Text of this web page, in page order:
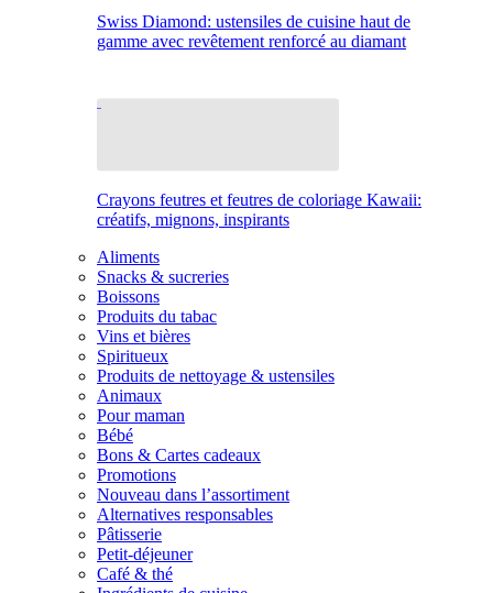
Swiss Diamond: ustensiles de cuisine haut de
gamme avec revêtement renforcé au diamant
Crayons feutres et feutres de coloriage Kawaii:
créatifs, mignons, inspirants
Aliments
Snacks & sucreries
Boissons
Produits du tabac
Vins et bières
Spiritueux
Produits de nettoyage & ustensiles
Animaux
Pour maman
Bébé
Bons & Cartes cadeaux
Promotions
Nouveau dans l’assortiment
Alternatives responsables
Pâtisserie
Petit-déjeuner
Café & thé